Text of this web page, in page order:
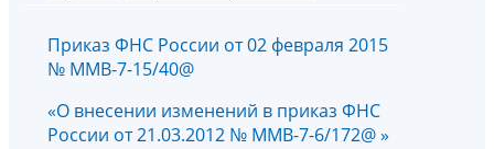
Приказ ФНС России от 02 февраля 2015
№ ММВ-7-15/40@
«О внесении изменений в приказ ФНС
России от 21.03.2012 № ММВ-7-6/172@ »